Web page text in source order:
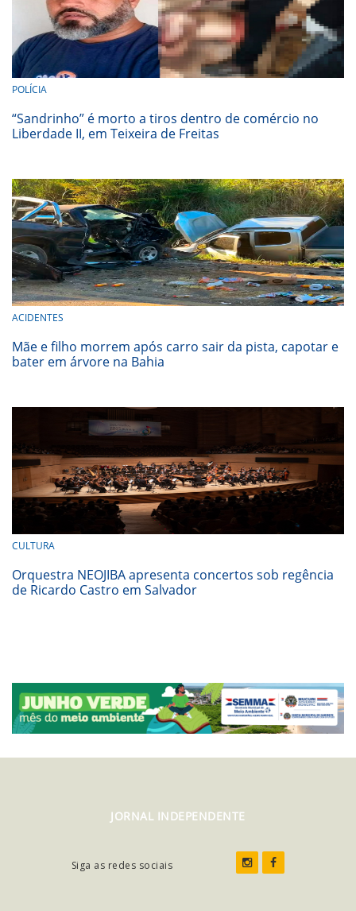
POLÍCIA
“Sandrinho” é morto a tiros dentro de comércio no
Liberdade II, em Teixeira de Freitas
ACIDENTES
Mãe e filho morrem após carro sair da pista, capotar e
bater em árvore na Bahia
CULTURA
Orquestra NEOJIBA apresenta concertos sob regência
de Ricardo Castro em Salvador
JORNAL INDEPENDENTE
Siga as redes sociais